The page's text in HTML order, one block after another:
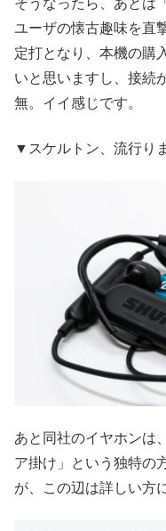
そうなったら、あとは
ユーザの懐古趣味を直
定打となり、本機の購
いと思いますし、接続
無。イイ感じです。
▼スケルトン、流行り
あと同社のイヤホンは
ア掛け」という独特の
が、この辺は詳しい方